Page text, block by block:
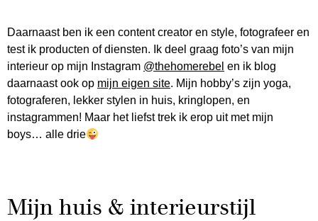
Daarnaast ben ik een content creator en style, fotografeer en
test ik producten of diensten. Ik deel graag foto’s van mijn
interieur op mijn Instagram @thehomerebel en ik blog
daarnaast ook op mijn eigen site. Mijn hobby’s zijn yoga,
fotograferen, lekker stylen in huis, kringlopen, en
instagrammen! Maar het liefst trek ik erop uit met mijn
boys… alle drie
Mijn huis & interieurstijl